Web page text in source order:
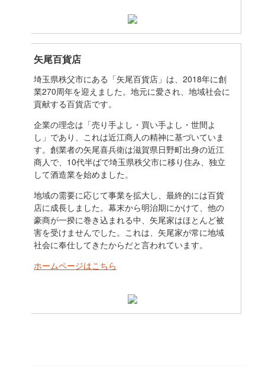
矢尾百貨店
埼玉県秩父市にある「矢尾百貨店」は、2018年に創
業270周年を迎えました。地元に愛され、地域社会に
貢献する百貨店です。
企業の理念は「売り手よし・買い手よし・世間よ
し」であり、これは近江商人の精神に基づいていま
す。創業者の矢尾喜兵衛は滋賀県日野町出身の近江
商人で、10代半ばで埼玉県秩父市に移り住み、独立
して酒造業を始めました。
地域の需要に応じて事業を拡大し、最終的には百貨
店に成長しました。幕末から明治期にかけて、他の
豪商が一揆に巻き込まれる中、矢尾家はほとんど被
害を受けませんでした。これは、矢尾家が常に地域
社会に奉仕してきたからだと言われています。
ホームページはこちら